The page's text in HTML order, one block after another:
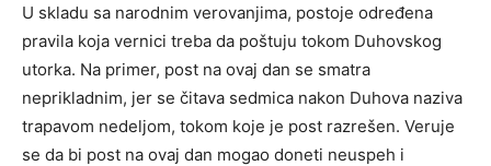
U skladu sa narodnim verovanjima, postoje određena
pravila koja vernici treba da poštuju tokom Duhovskog
utorka. Na primer, post na ovaj dan se smatra
neprikladnim, jer se čitava sedmica nakon Duhova naziva
trapavom nedeljom, tokom koje je post razrešen. Veruje
se da bi post na ovaj dan mogao doneti neuspeh i